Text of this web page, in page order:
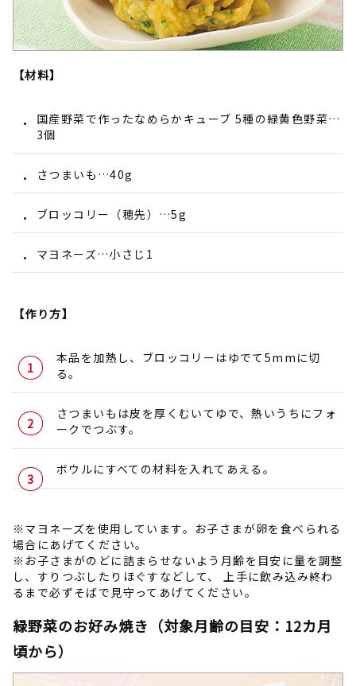
【材料】
国産野菜で作ったなめらかキューブ 5種の緑黄色野菜…
3個
さつまいも…40g
ブロッコリー（穂先）…5g
マヨネーズ…小さじ1
【作り方】
本品を加熱し、ブロッコリーはゆでて5mmに切
る。
さつまいもは皮を厚くむいてゆで、熱いうちにフォ
ークでつぶす。
ボウルにすべての材料を入れてあえる。
※マヨネーズを使用しています。お子さまが卵を食べられる
場合にあげてください。
※お子さまがのどに詰まらせないよう月齢を目安に量を調整
し、すりつぶしたりほぐすなどして、 上手に飲み込み終わ
るまで必ずそばで見守ってあげてください。
緑野菜のお好み焼き（対象月齢の目安：12カ月
頃から）